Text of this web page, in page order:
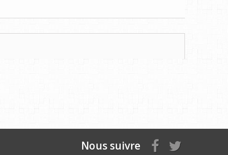
Nous suivre